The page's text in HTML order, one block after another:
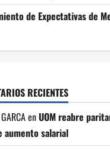
de Expectativas de
RECIENTES
enUOM reabre
aumento salarial